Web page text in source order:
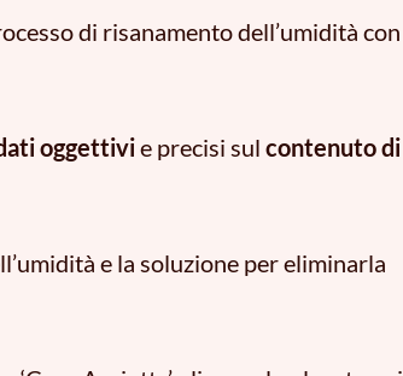
di risanamento dell’umidità con
oggettivie precisi sul contenuto di
e la soluzione per eliminarla